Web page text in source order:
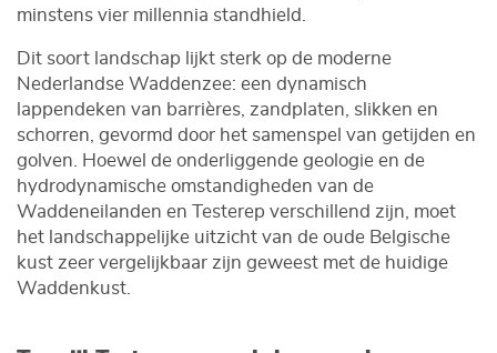
minstens vier millennia standhield.
Dit soort landschap lijkt sterk op de moderne
Nederlandse Waddenzee: een dynamisch
lappendeken van barrières, zandplaten, slikken en
schorren, gevormd door het samenspel van getijden en
golven. Hoewel de onderliggende geologie en de
hydrodynamische omstandigheden van de
Waddeneilanden en Testerep verschillend zijn, moet
het landschappelijke uitzicht van de oude Belgische
kust zeer vergelijkbaar zijn geweest met de huidige
Waddenkust.